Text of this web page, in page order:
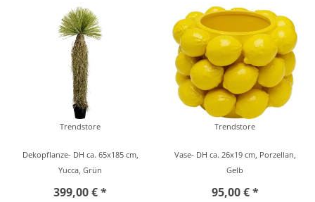
Trendstore
Dekopflanze- DH ca. 65x185 cm,
Yucca, Grün
399,00 € *
Trendstore
Vase- DH ca. 26x19 cm, Porzellan,
Gelb
95,00 € *